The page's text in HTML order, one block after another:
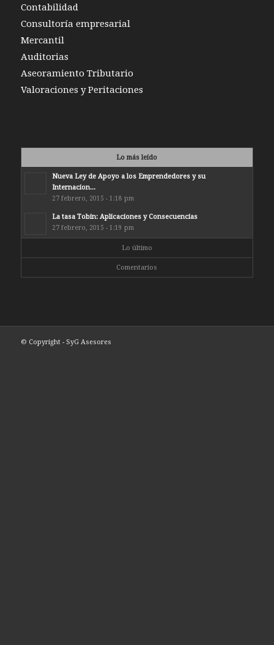
Contabilidad
Consultoría empresarial
Mercantil
Auditorias
Aseoramiento Tributario
Valoraciones y Peritaciones
Lo más leído
Nueva Ley de Apoyo a los Emprendedores y su
Internacion...
27 febrero, 2015 - 1:18 pm
La tasa Tobin: Aplicaciones y Consecuencias
27 febrero, 2015 - 1:19 pm
Lo último
Comentarios
© Copyright - SyG Asesores